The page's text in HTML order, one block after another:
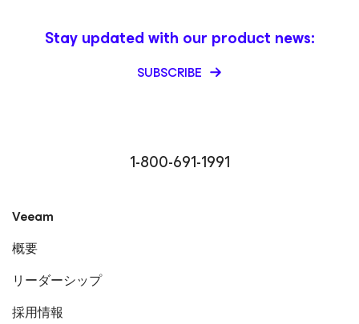
1-800-691-1991
Stay updated with our product news:
SUBSCRIBE
Veeam
概要
リーダーシップ
採用情報